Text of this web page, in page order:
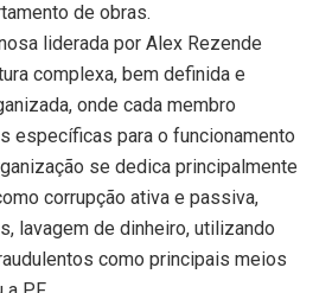
de obras.
liderada por Alex Rezende
complexa, bem definida e
onde cada membro
específicas para o funcionamento
se dedica principalmente
corrupção ativa e passiva,
lavagem de dinheiro, utilizando
como principais meios